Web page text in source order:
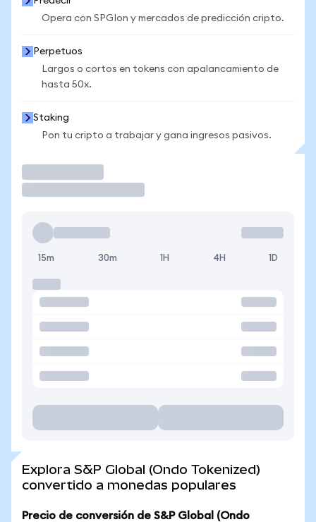
Opera con SPGIon y mercados de predicción cripto.
Perpetuos
Largos o cortos en tokens con apalancamiento de
hasta 50x.
Staking
Pon tu cripto a trabajar y gana ingresos pasivos.
15m 30m 1H 4H 1D
Explora S&P Global (Ondo Tokenized)
convertido a monedas populares
Precio de conversión de S&P Global (Ondo